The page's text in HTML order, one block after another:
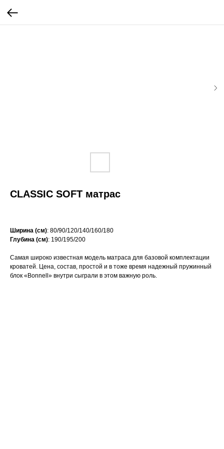
CLASSIC SOFT матрас
Ширина (см): 80/90/120/140/160/180
Глубина (см): 190/195/200
Самая широко известная модель матраса для базовой комплектации
кроватей. Цена, состав, простой и в тоже время надежный пружинный
блок «Bonnell» внутри сыграли в этом важную роль.